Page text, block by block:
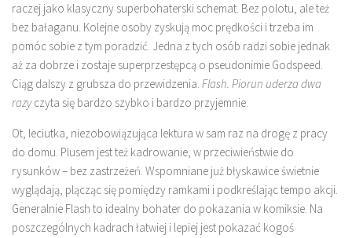
raczej jako klasyczny superbohaterski schemat. Bez polotu, ale też
bez bałaganu. Kolejne osoby zyskują moc prędkości i trzeba im
pomóc sobie z tym poradzić. Jedna z tych osób radzi sobie jednak
aż za dobrze i zostaje superprzestępcą o pseudonimie Godspeed.
Ciąg dalszy z grubsza do przewidzenia. Flash. Piorun uderza dwa
razyczyta się bardzo szybko i bardzo przyjemnie.
Ot, leciutka, niezobowiązująca lektura w sam raz na drogę z pracy
do domu. Plusem jest też kadrowanie, w przeciwieństwie do
rysunków – bez zastrzeżeń. Wspomniane już błyskawice świetnie
wyglądają, plącząc się pomiędzy ramkami i podkreślając tempo akcji.
Generalnie Flash to idealny bohater do pokazania w komiksie. Na
poszczególnych kadrach łatwiej i lepiej jest pokazać kogoś